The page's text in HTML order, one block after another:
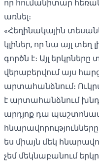
որ հումանիտար
առնել։
«Հեղինակային
կլիներ, որ նա այլ
գործն է։ Այլ
վերաբերվում այս
արտահանձնում։
է արտահանձնում
արդյոք դա
ես միայն մեկ
չեմ մեկնաբանում